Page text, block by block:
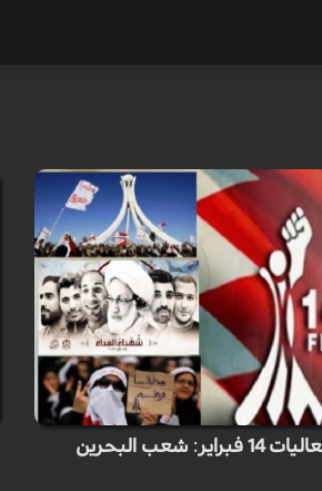
دعوات للمشاركة في فعاليات 14 فبراير: شعب البحرين